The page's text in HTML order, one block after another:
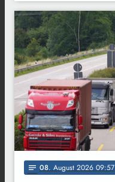
notes 08. August 2026 09:57